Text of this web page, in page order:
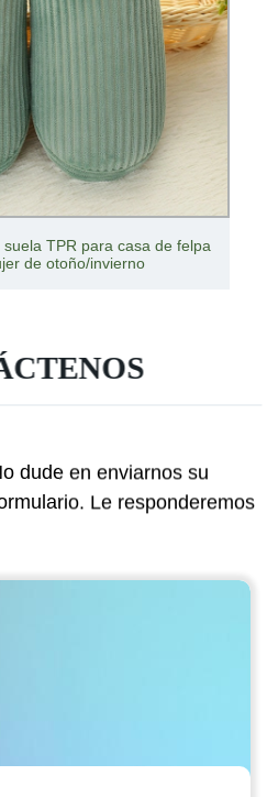
TPR para casa de felpa
de otoño/invierno
dude en enviarnos su
Le responderemos